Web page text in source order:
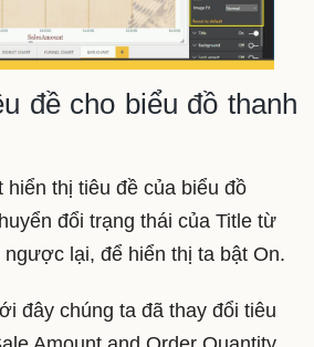
đề cho biểu đồ thanh
hiển thị tiêu đề của biểu đồ
đổi trạng thái của Title từ
lại, để hiển thị ta bật On.
đây chúng ta đã thay đổi tiêu